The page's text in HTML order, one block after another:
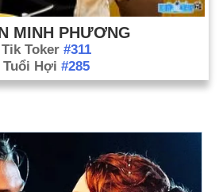
MINH PHƯƠNG
Tik Toker #311
Tuổi Hợi #285